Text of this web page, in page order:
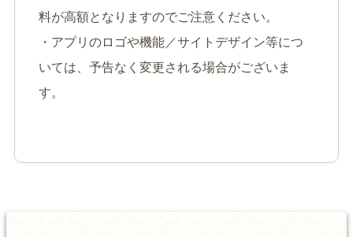
料が高額となりますのでご注意ください。
・アプリのロゴや機能／サイトデザイン等につ
いては、予告なく変更される場合がございま
す。